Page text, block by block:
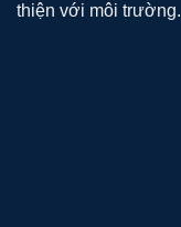
thiện với môi trường.